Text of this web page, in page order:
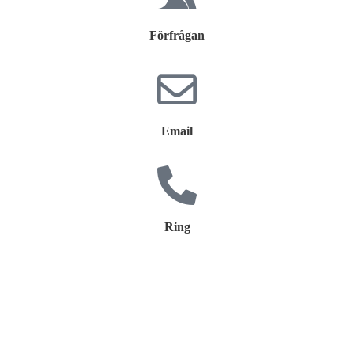
Förfrågan
Email
Ring